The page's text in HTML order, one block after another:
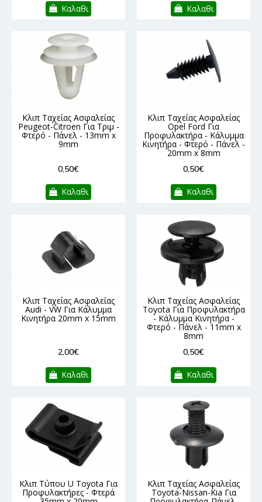
Καλαθι Καλαθι
Κλιπ Ταχείας Ασφαλείας
Peugeot-Citroen Για Τριμ -
Φτερό - Πάνελ - 13mm x
9mm
0,50€
Καλαθι
Κλιπ Ταχείας Ασφαλείας
Opel Ford Για
Προφυλακτήρα - Κάλυμμα
Κινητήρα - Φτερό - Πάνελ -
20mm x 8mm
0,50€
Καλαθι
Κλιπ Ταχείας Ασφαλείας
Audi - VW Για Κάλυμμα
Κινητήρα 20mm x 15mm
2,00€
Καλαθι
Κλιπ Ταχείας Ασφαλείας
Toyota Για Προφυλακτήρα
- Κάλυμμα Κινητήρα -
Φτερό - Πάνελ - 11mm x
8mm
0,50€
Καλαθι
Κλιπ Τύπου U Toyota Για
Προφυλακτήρες - Φτερά
Κλιπ Ταχείας Ασφαλείας
Toyota-Nissan-Kia Για